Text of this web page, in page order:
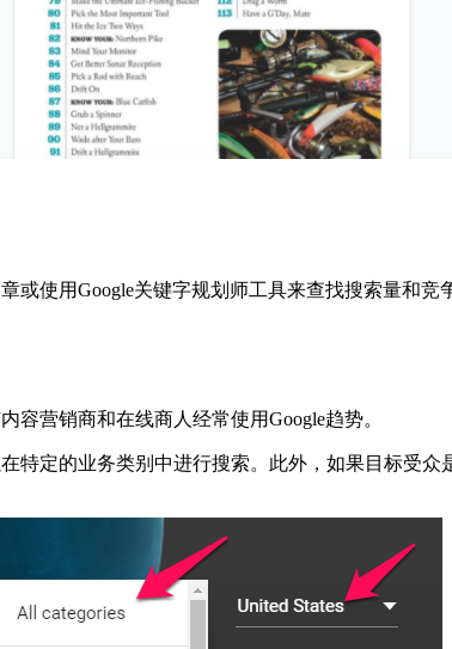
或使用Google关键字规划师工具来查找搜索量和竞
容营销商和在线商人经常使用Google趋势。
特定的业务类别中进行搜索。此外，如果目标受